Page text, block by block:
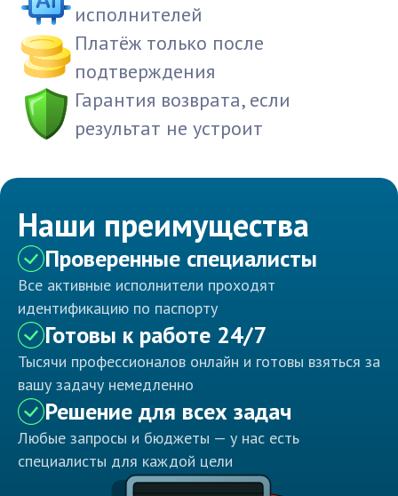
исполнителей
Платёж только после
подтверждения
Гарантия возврата, если
результат не устроит
Наши преимущества
Проверенные специалисты
Все активные исполнители проходят
идентификацию по паспорту
Готовы к работе 24/7
Тысячи профессионалов онлайн и готовы взяться за
вашу задачу немедленно
Решение для всех задач
Любые запросы и бюджеты — у нас есть
специалисты для каждой цели